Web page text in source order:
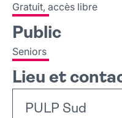
Gratuit, accès libre
Public
Seniors
Lieu et
PULP Sud